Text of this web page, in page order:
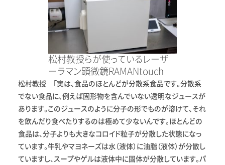
松村教授らが使っているレーザ
ーラマン顕微鏡RAMANtouch
松村教授 「実は、食品のほとんどが分散系食品です。分散系
でない食品に、例えば固形物を含んでいない透明なジュースが
あります。このジュースのように分子の形でものが溶けて、それ
を飲んだり食べたりするのは極めて少ないんです。ほとんどの
食品は、分子よりも大きなコロイド粒子が分散した状態になっ
ています。牛乳やマヨネーズは水（液体）に油脂（液体）が分散し
ていますし、スープやゲルは液体中に固体が分散しています。パ